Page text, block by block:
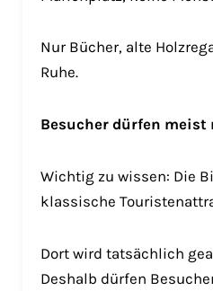
Nur Bücher, alte
Ruhe.
Besucher dürfen
Wichtig zu wissen: Die
klassische
Dort wird tatsächlich
Deshalb dürfen